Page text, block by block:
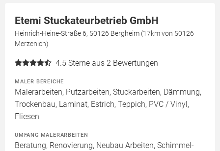
Etemi Stuckateurbetrieb GmbH
Heinrich-Heine-Straße 6, 50126 Bergheim (17km von 50126
Merzenich)
4.5 Sterne aus 2 Bewertungen
MALER BEREICHE
Malerarbeiten, Putzarbeiten, Stuckarbeiten, Dämmung,
Trockenbau, Laminat, Estrich, Teppich, PVC / Vinyl,
Fliesen
UMFANG MALERARBEITEN
Beratung, Renovierung, Neubau Arbeiten, Schimmel-